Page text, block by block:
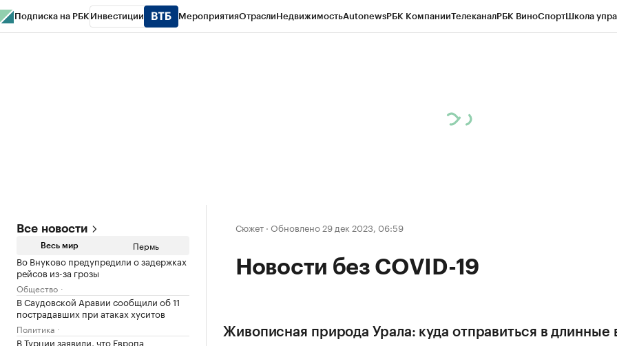
Подписка на РБК Инвестиции МероприятияОтраслиНедвижимостьAutonewsРБК КомпанииТелеканалРБК ВиноСпортШкола
Все новости
Весь мир Пермь
Во Внуково предупредили о задержках
рейсов из-за грозы
Общество
В Саудовской Аравии сообщили об 11
пострадавших при атаках хуситов
Политика
В Турции заявили, что Европа
Сюжет · Обновлено 29 дек 2023, 06:59
Новости без COVID-19
Живописная природа Урала: куда отправиться в длинные